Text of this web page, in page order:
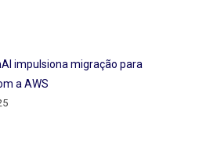
impulsiona migração para
a AWS